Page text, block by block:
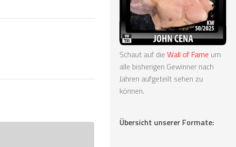
Schaut auf die Wall of Fame um
alle bisherigen Gewinner nach
Jahren aufgeteilt sehen zu
können.
Übersicht unserer Formate: